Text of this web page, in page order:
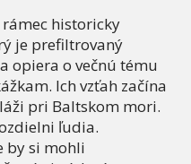
historicky
je prefiltrovaný
opiera o večnú tému
Ich vzťah začína
pri Baltskom mori.
ľudia.
by si mohli